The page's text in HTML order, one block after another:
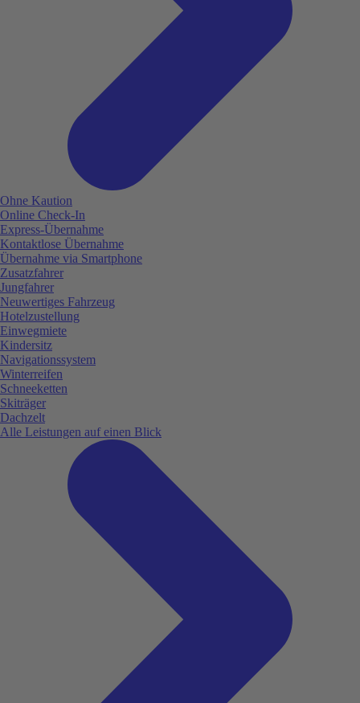
Ohne Kaution
Online Check-In
Express-Übernahme
Kontaktlose Übernahme
Übernahme via Smartphone
Zusatzfahrer
Jungfahrer
Neuwertiges Fahrzeug
Hotelzustellung
Einwegmiete
Kindersitz
Navigationssystem
Winterreifen
Schneeketten
Skiträger
Dachzelt
Alle Leistungen auf einen Blick